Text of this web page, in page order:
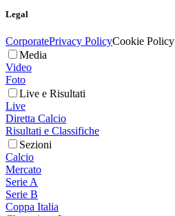
Legal
CorporatePrivacy PolicyCookie Policy
Media
Video
Foto
Live e Risultati
Live
Diretta Calcio
Risultati e Classifiche
Sezioni
Calcio
Mercato
Serie A
Serie B
Coppa Italia